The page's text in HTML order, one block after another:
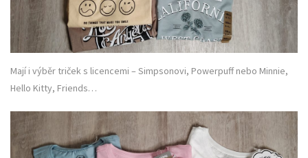
Mají i výběr triček s licencemi – Simpsonovi, Powerpuff nebo Minnie,
Hello Kitty, Friends…